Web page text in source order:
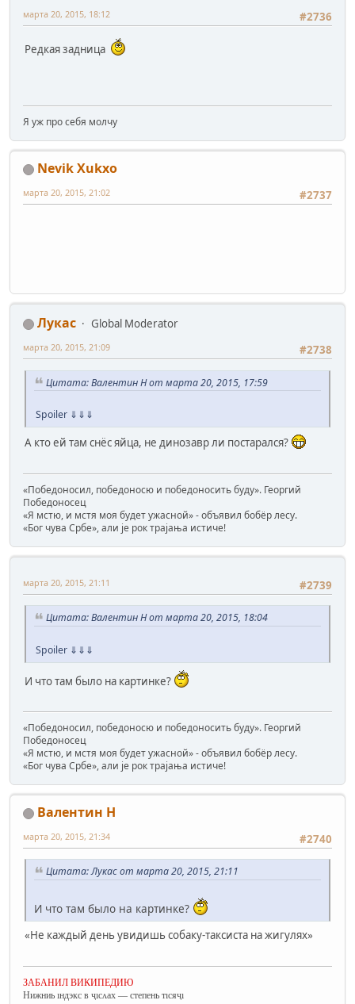
#2736
марта 20, 2015, 18:12
Редкая задница
Я уж про себя молчу
Nevik Xukxo
#2737
марта 20, 2015, 21:02
Лукас
Global Moderator
#2738
марта 20, 2015, 21:09
Цитата: Валентин Н от марта 20, 2015, 17:59
Spoiler ⇓⇓⇓
А кто ей там снёс яйца, не динозавр ли постарался?
«Победоносил, победоносю и победоносить буду». Георгий
Победоносец
«Я мстю, и мстя моя будет ужасной» - объявил бобёр лесу.
«Бог чува Србе», али је рок трајања истиче!
#2739
марта 20, 2015, 21:11
Цитата: Валентин Н от марта 20, 2015, 18:04
Spoiler ⇓⇓⇓
И что там было на картинке?
«Победоносил, победоносю и победоносить буду». Георгий
Победоносец
«Я мстю, и мстя моя будет ужасной» - объявил бобёр лесу.
«Бог чува Србе», али је рок трајања истиче!
Валентин Н
#2740
марта 20, 2015, 21:34
Цитата: Лукас от марта 20, 2015, 21:11
И что там было на картинке?
«Не каждый день увидишь собаку-таксиста на жигулях»
ЗАБАНИЛ ВИКИПЕДИЮ
Нижниь ıндэкс в ҷıсʌах — степень тıсяҷı